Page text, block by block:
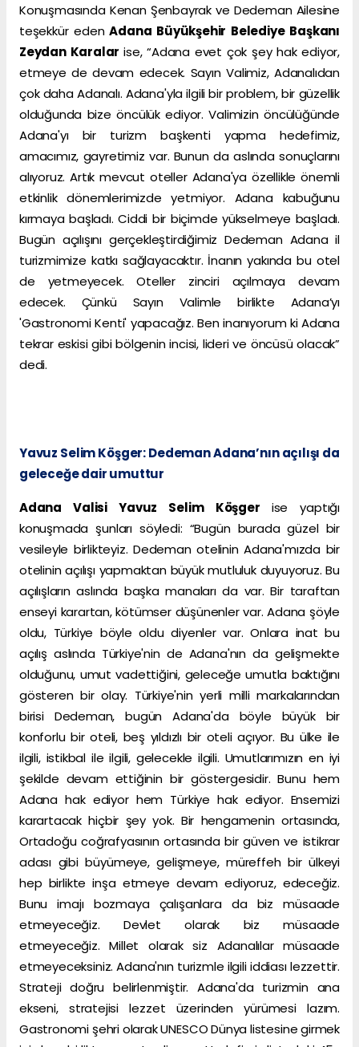
Konuşmasında Kenan Şenbayrak ve Dedeman Ailesine
teşekkür edenAdana Büyükşehir Belediye Başkanı
Zeydan Karalarise, “Adana evet çok şey hak ediyor,
etmeye de devam edecek. Sayın Valimiz, Adanalıdan
çok daha Adanalı. Adana'yla ilgili bir problem, bir güzellik
olduğunda bize öncülük ediyor. Valimizin öncülüğünde
Adana'yı bir turizm başkenti yapma hedefimiz,
amacımız, gayretimiz var. Bunun da aslında sonuçlarını
alıyoruz. Artık mevcut oteller Adana'ya özellikle önemli
etkinlik dönemlerimizde yetmiyor. Adana kabuğunu
kırmaya başladı. Ciddi bir biçimde yükselmeye başladı.
Bugün açılışını gerçekleştirdiğimiz Dedeman Adana il
turizmimize katkı sağlayacaktır. İnanın yakında bu otel
de yetmeyecek. Oteller zinciri açılmaya devam
edecek. Çünkü Sayın Valimle birlikte Adana’yı
'Gastronomi Kenti' yapacağız. Ben inanıyorum ki Adana
tekrar eskisi gibi bölgenin incisi, lideri ve öncüsü olacak”
dedi.
Yavuz Selim Köşger: Dedeman Adana’nın açılışı da
geleceğe dair umuttur
Adana Valisi Yavuz Selim Köşger ise yaptığı
konuşmada şunları söyledi: “Bugün burada güzel bir
vesileyle birlikteyiz. Dedeman otelinin Adana'mızda bir
otelinin açılışı yapmaktan büyük mutluluk duyuyoruz. Bu
açılışların aslında başka manaları da var. Bir taraftan
enseyi karartan, kötümser düşünenler var. Adana şöyle
oldu, Türkiye böyle oldu diyenler var. Onlara inat bu
açılış aslında Türkiye'nin de Adana'nın da gelişmekte
olduğunu, umut vadettiğini, geleceğe umutla baktığını
gösteren bir olay. Türkiye'nin yerli milli markalarından
birisi Dedeman, bugün Adana'da böyle büyük bir
konforlu bir oteli, beş yıldızlı bir oteli açıyor. Bu ülke ile
ilgili, istikbal ile ilgili, gelecekle ilgili. Umutlarımızın en iyi
şekilde devam ettiğinin bir göstergesidir. Bunu hem
Adana hak ediyor hem Türkiye hak ediyor. Ensemizi
karartacak hiçbir şey yok. Bir hengamenin ortasında,
Ortadoğu coğrafyasının ortasında bir güven ve istikrar
adası gibi büyümeye, gelişmeye, müreffeh bir ülkeyi
hep birlikte inşa etmeye devam ediyoruz, edeceğiz.
Bunu imajı bozmaya çalışanlara da biz müsaade
etmeyeceğiz. Devlet olarak biz müsaade
etmeyeceğiz. Millet olarak siz Adanalılar müsaade
etmeyeceksiniz. Adana'nın turizmle ilgili iddiası lezzettir.
Strateji doğru belirlenmiştir. Adana'da turizmin ana
ekseni, stratejisi lezzet üzerinden yürümesi lazım.
Gastronomi şehri olarak UNESCO Dünya listesine girmek